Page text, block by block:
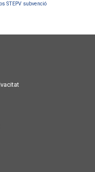
STEPV subvenció